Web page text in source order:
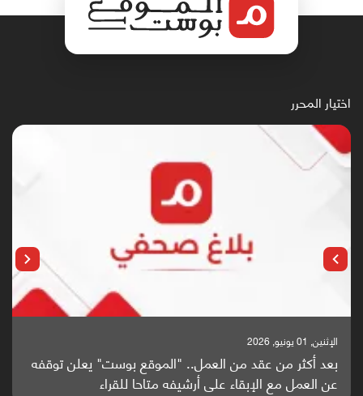
اختيار المحرر
الإثنين, 25 مايو, 2026
باحثون من اليمن يدخلون سباق أبحاث ألزهايمر بدراسة
واعدة منشورة عالميا (ترجمة)